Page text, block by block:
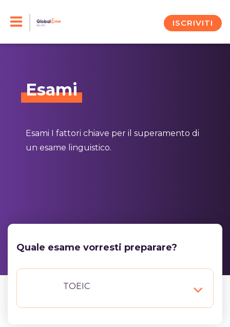
ISCRIVITI
Esami
Esami I fattori chiave per il superamento di
un esame linguistico.
Quale esame vorresti preparare?
TOEIC